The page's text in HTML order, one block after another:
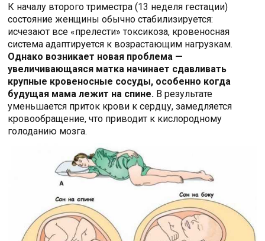
К началу второго триместра (13 неделя гестации)
состояние женщины обычно стабилизируется:
исчезают все «прелести» токсикоза, кровеносная
система адаптируется к возрастающим нагрузкам.
Однако возникает новая проблема —
увеличивающаяся матка начинает сдавливать
крупные кровеносные сосуды, особенно когда
будущая мама лежит на спине. В результате
уменьшается приток крови к сердцу, замедляется
кровообращение, что приводит к кислородному
голоданию мозга.